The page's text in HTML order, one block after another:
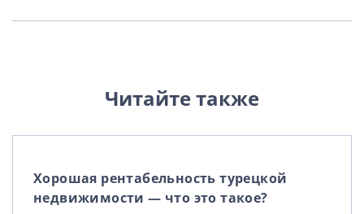
Читайте также
Хорошая рентабельность турецкой
недвижимости — что это такое?